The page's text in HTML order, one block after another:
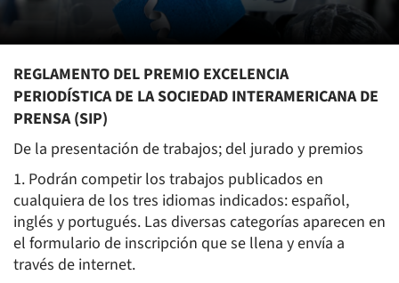
REGLAMENTO DEL PREMIO EXCELENCIA
PERIODÍSTICA DE LA SOCIEDAD INTERAMERICANA DE
PRENSA (SIP)
De la presentación de trabajos; del jurado y premios
1. Podrán competir los trabajos publicados en
cualquiera de los tres idiomas indicados: español,
inglés y portugués. Las diversas categorías aparecen en
el formulario de inscripción que se llena y envía a
través de internet.